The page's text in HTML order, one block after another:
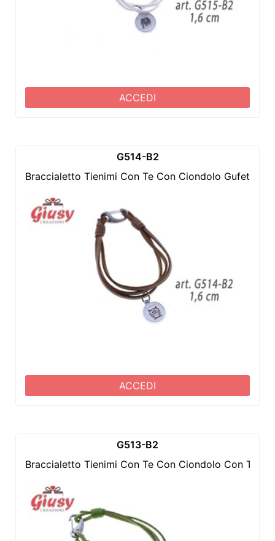
ACCEDI
G514-B2
Braccialetto Tienimi Con Te Con Ciondolo Gufetto
ACCEDI
G513-B2
Braccialetto Tienimi Con Te Con Ciondolo Con